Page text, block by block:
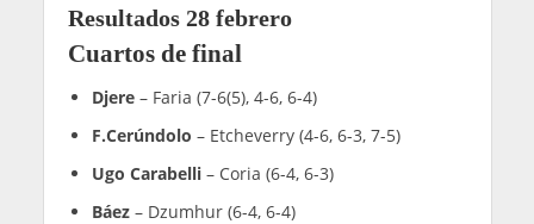
Resultados 28 febrero
Cuartos de final
Djere– Faria (7-6(5), 4-6, 6-4)
F.Cerúndolo – Etcheverry (4-6, 6-3, 7-5)
Ugo Carabelli– Coria (6-4, 6-3)
Báez– Dzumhur (6-4, 6-4)